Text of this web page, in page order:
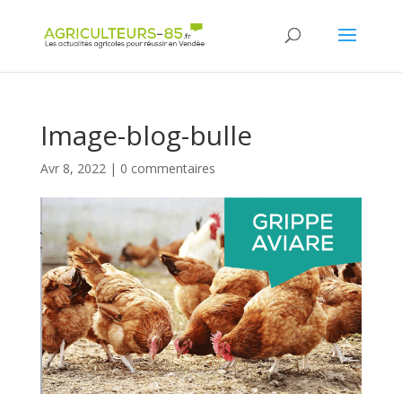
Image-blog-bulle
Avr 8, 2022| 0 commentaires